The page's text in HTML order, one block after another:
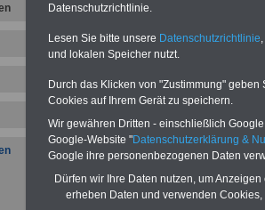
Vergleichen und sparen:
Bausparen schon ab 16 Jahren
Krankenzusatzversicherung-
Online-Vergleich Gesetzliche
Zahnzusatzversicherung-
Vorteile der Privaten
Krankenversicherung
Datenschutzrichtlinie.
Lesen Sie bitte unsere Datenschutzrichtlinie
und lokalen Speicher nutzt.
Durch das Klicken von "Zustimmung"
Cookies auf Ihrem Gerät zu speichern.
Wir gewähren Dritten - einschließlich
Google-Website "Datenschutzerklärung &
Google ihre personenbezogenen Daten
Dürfen wir Ihre Daten nutzen, um
erheben Daten und verwenden